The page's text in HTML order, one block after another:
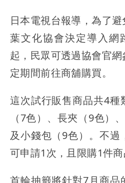
日本電視台報導，為了
葉文化協會決定導入網
起，民眾可透過協會官
定期間前往商舖購買。
這次試行販售商品共4種
（7色）、長夾（9色）
及小錢包（9色）。不過
可申請1次，且限購1件商
首輪抽籤將針對7月商品